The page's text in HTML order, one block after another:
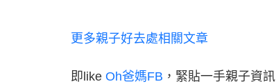
更多親子好去處相關文章
即like Oh爸媽FB ，緊貼一手親子資訊